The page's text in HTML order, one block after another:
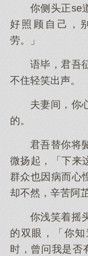
你侧头正se
好照顾自己，
劳。」
语毕，君吾
不住轻笑出声。
夫妻间，你
的。
君吾替你将
微扬起，「下来
群众也因病而心
却不然，辛苦阿
你浅笑着摇
的双眼，「你
时，曾问我是否